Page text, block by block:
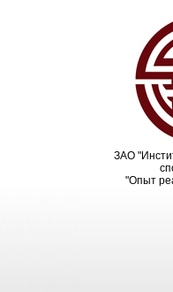
ЗАО
"Опыт